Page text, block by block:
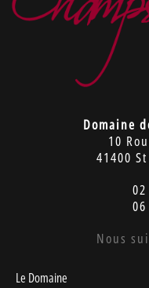
Domaine
10
41400
Nous
Le Domaine